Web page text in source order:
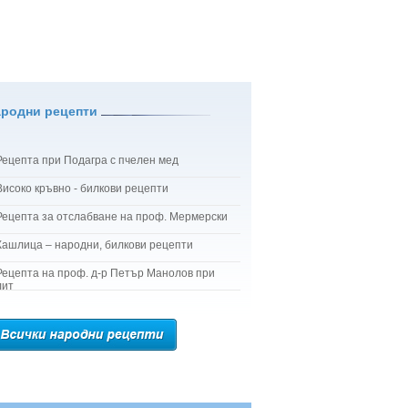
рецепти
при Подагра с пчелен мед
кръвно - билкови рецепти
за отслабване на проф. Мермерски
– народни, билкови рецепти
на проф. д-р Петър Манолов при